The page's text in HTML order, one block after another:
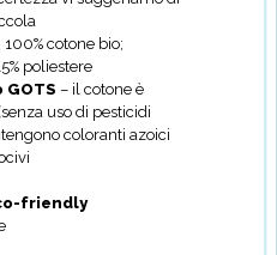
100% cotone bio;
poliestere
– il cotone è
uso di pesticidi
coloranti azoici
friendly